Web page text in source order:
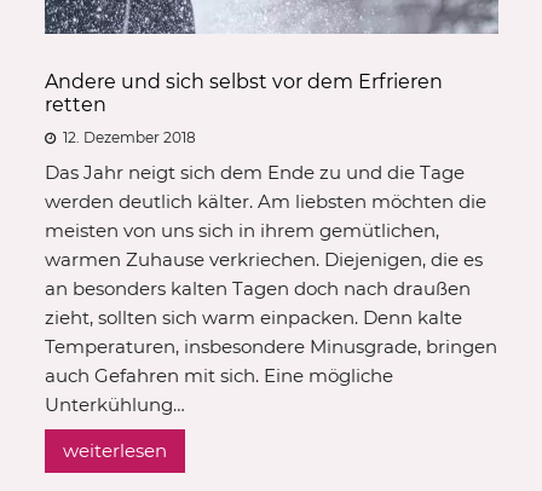
Andere und sich selbst vor dem Erfrieren
retten
12. Dezember 2018
Das Jahr neigt sich dem Ende zu und die Tage
werden deutlich kälter. Am liebsten möchten die
meisten von uns sich in ihrem gemütlichen,
warmen Zuhause verkriechen. Diejenigen, die es
an besonders kalten Tagen doch nach draußen
zieht, sollten sich warm einpacken. Denn kalte
Temperaturen, insbesondere Minusgrade, bringen
auch Gefahren mit sich. Eine mögliche
Unterkühlung…
weiterlesen